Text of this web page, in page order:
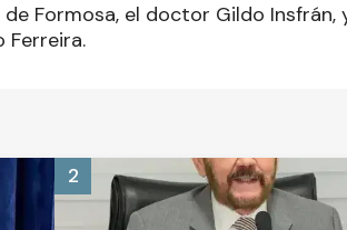
Formosa, el doctor Gildo Insfrán,
Ferreira.
2